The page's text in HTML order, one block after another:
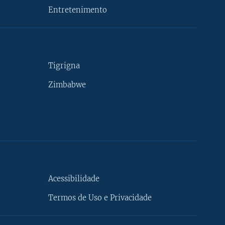
Entretenimento
Tigrigna
Zimbabwe
Acessibilidade
Termos de Uso e Privacidade